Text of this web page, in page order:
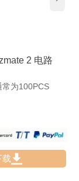
2 电路
为100PCS
载